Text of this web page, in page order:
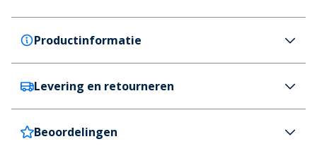
Productinformatie
adidas
adidas Heren Entrada 22 Short Team Navy Blue
Kleur
Marineblauw
Levering en retourneren
Nederland
€6,99 (GRATIS vanaf €100)
Beoordelingen